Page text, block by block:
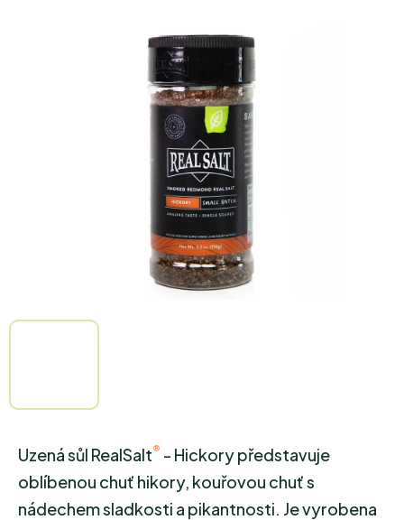
Uzená sůl RealSalt® - Hickory představuje
oblíbenou chuť hikory, kouřovou chuť s
nádechem sladkosti a pikantnosti. Je vyrobena